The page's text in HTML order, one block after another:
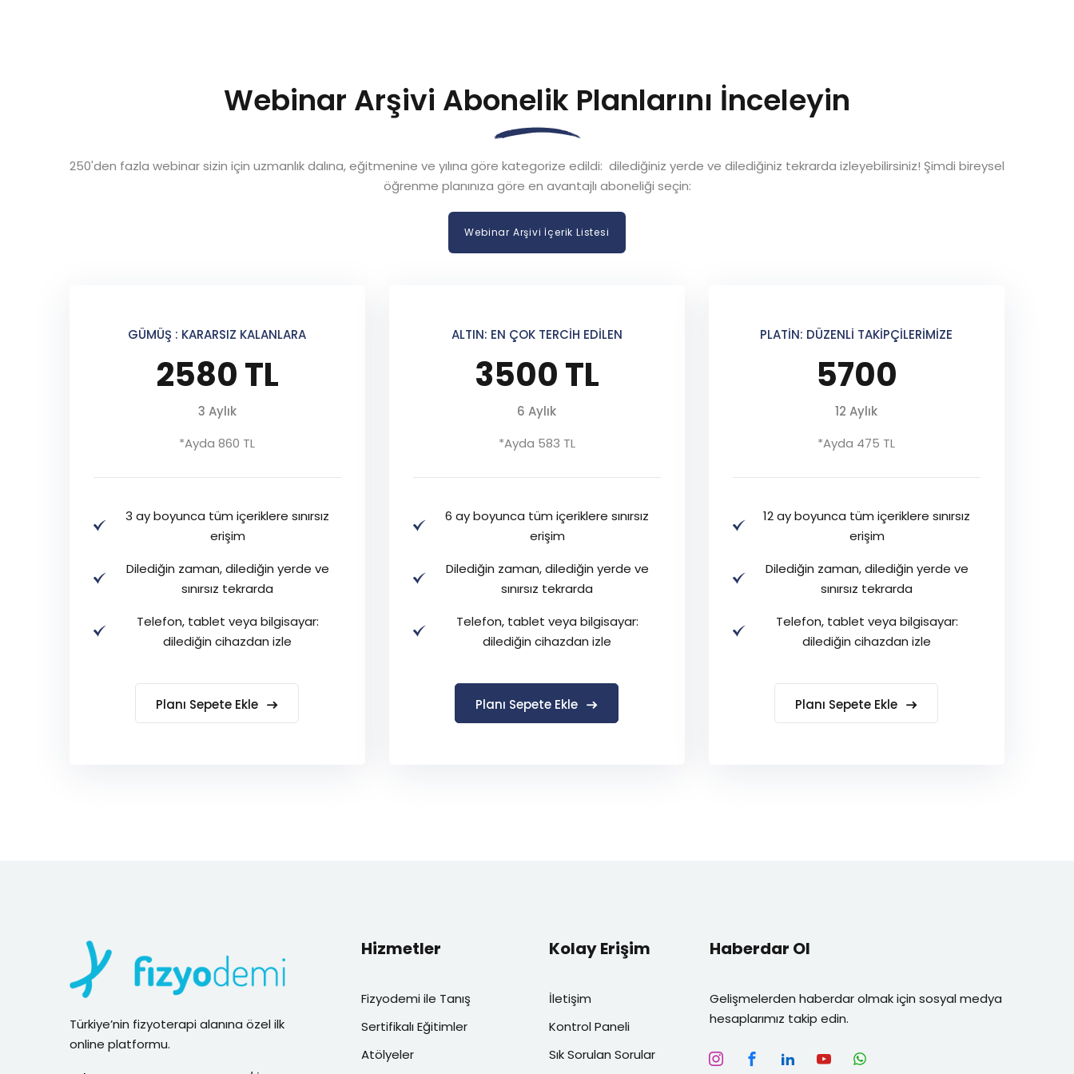
Webinar Arşivi Abonelik Planlarını İnceleyin
250'den fazla webinar sizin için uzmanlık dalına, eğitmenine ve yılına göre kategorize edildi: dilediğiniz yerde ve dilediğiniz tekrarda izleyebilirsiniz! Şimdi bireysel
öğrenme planınıza göre en avantajlı aboneliği seçin:
Webinar Arşivi İçerik Listesi
GÜMÜŞ : KARARSIZ KALANLARA
2580 TL
3 Aylık
*Ayda 860 TL
3 ay boyunca tüm içeriklere sınırsız
erişim
Dilediğin zaman, dilediğin yerde ve
sınırsız tekrarda
Telefon, tablet veya bilgisayar:
dilediğin cihazdan izle
Planı Sepete Ekle
ALTIN: EN ÇOK TERCIH EDILEN
3500 TL
6 Aylık
*Ayda 583 TL
6 ay boyunca tüm içeriklere sınırsız
erişim
Dilediğin zaman, dilediğin yerde ve
sınırsız tekrarda
Telefon, tablet veya bilgisayar:
dilediğin cihazdan izle
Planı Sepete Ekle
PLATIN: DÜZENLI TAKIPÇILERIMIZE
5700
12 Aylık
*Ayda 475 TL
12 ay boyunca tüm içeriklere sınırsız
erişim
Dilediğin zaman, dilediğin yerde ve
sınırsız tekrarda
Telefon, tablet veya bilgisayar:
dilediğin cihazdan izle
Planı Sepete Ekle
Türkiye’nin fizyoterapi alanına özel ilk
online platformu.
Hizmetler
Fizyodemi ile Tanış
Sertifikalı Eğitimler
Atölyeler
Kolay Erişim
İletişim
Kontrol Paneli
Sık Sorulan Sorular
Haberdar Ol
Gelişmelerden haberdar olmak için sosyal medya
hesaplarımız takip edin.